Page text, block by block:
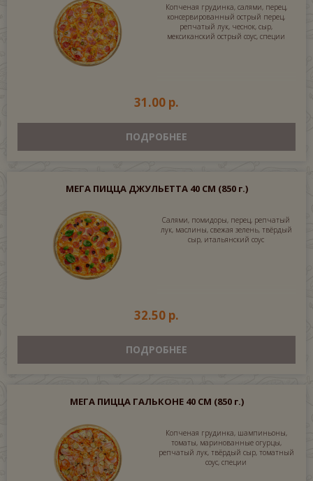
Копченая грудинка, салями, перец,
консервированный острый перец,
репчатый лук, чеснок, сыр,
мексиканский острый соус, специи
31.00 р.
ПОДРОБНЕЕ
МЕГА ПИЦЦА ДЖУЛЬЕТТА 40 СМ (850 г.)
Салями, помидоры, перец, репчатый
лук, маслины, свежая зелень, твёрдый
сыр, итальянский соус
32.50 р.
ПОДРОБНЕЕ
МЕГА ПИЦЦА ГАЛЬКОНЕ 40 СМ (850 г.)
Копченая грудинка, шампиньоны,
томаты, маринованные огурцы,
репчатый лук, твёрдый сыр, томатный
соус, специи